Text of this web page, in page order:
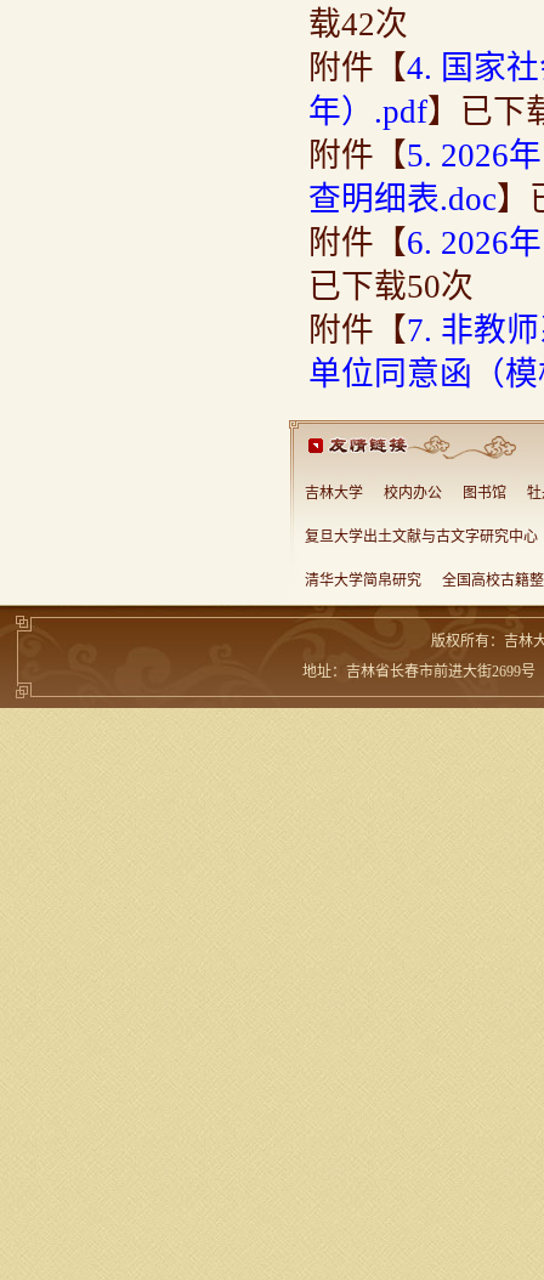
载42次
附件【4. 国家
年）.pdf】已下
附件【5. 2026
查明细表.doc】
附件【6. 2026
已下载50次
附件【7. 非教
单位同意函（
吉林大学 校内办公 图书馆
复旦大学出土文献与古文字研究中心
清华大学简帛研究 全国高校古籍
版权所有：吉林
地址：吉林省长春市前进大街2699号